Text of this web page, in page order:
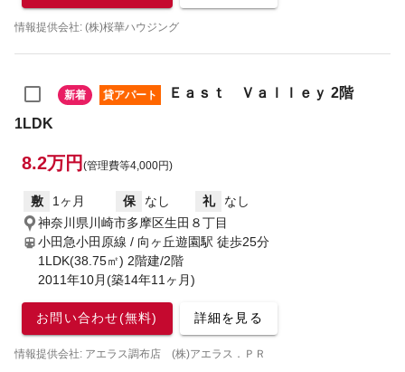
情報提供会社: (株)桜華ハウジング
新着 貸アパート
Ｅａｓｔ Ｖａｌｌｅｙ 2階
1LDK
8.2万円 (管理費等4,000円)
敷 1ヶ月 保 なし 礼
なし
神奈川県川崎市多摩区生田８丁目
小田急小田原線 / 向ヶ丘遊園駅 徒歩25分
1LDK(38.75㎡) 2階建/2階
2011年10月(築14年11ヶ月)
お問い合わせ(無料) 詳細を見る
情報提供会社: アエラス調布店 (株)アエラス．ＰＲ